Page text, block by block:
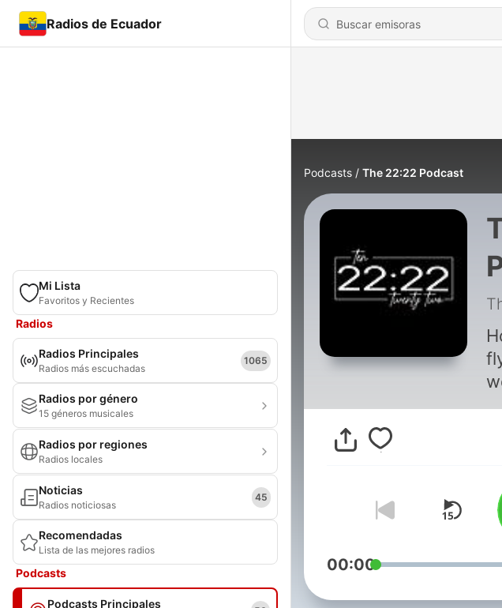
Radios de Ecuador
Mi Lista
Favoritos y Recientes
Radios
Radios Principales
Radios más escuchadas
1065
Radios por género
15 géneros musicales
Radios por regiones
Radios locales
Noticias
Radios noticiosas
45
Recomendadas
Lista de las mejores radios
Podcasts
Podcasts Principales
Podcasts The 22:22 Podcast
00:00